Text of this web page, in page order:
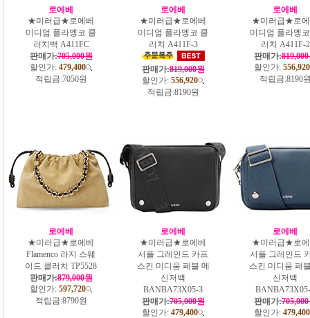
로에베
★미러급★로에베
미디엄 플라멩코 클
러치백 A411FC
판매가:705,000원
할인가: 479,400
적립금:7050원
로에베
★미러급★로에베
미디엄 플라멩코 클
러치 A411F-3
판매가:819,000원
할인가: 556,920
적립금:8190원
로에베
★미러급★로
미디엄 플라멩
러치 A411F-2
판매가:
할인가: 556,920
적립금:8190
로에베
★미러급★로에베
Flamenco 라지 스웨
이드 클러치 TP5528
판매가:879,000원
할인가: 597,720
적립금:8790원
로에베
★미러급★로에베
서플 그레인드 카프
스킨 미디움 페블 메
신저백
BANBA73X05-3
판매가:705,000원
할인가: 479,400
로에베
★미러급★로
서플 그레인드
스킨 미디움 페
신저백
판매가:
할인가: 479,400